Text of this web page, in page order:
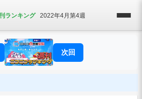
ランキング 2022年4月第4週
次回